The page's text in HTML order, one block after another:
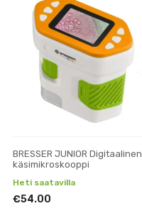
BRESSER JUNIOR Digitaalinen
käsimikroskooppi
Heti saatavilla
€54.00